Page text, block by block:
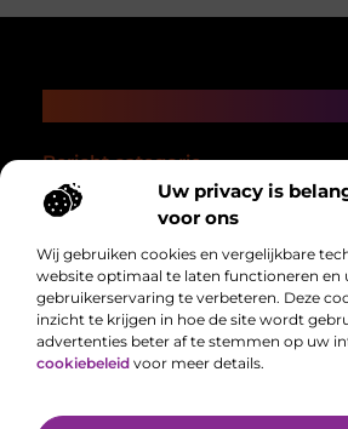
Uw privacy is
voor ons
Wij gebruiken cookies en vergelijkbare
website optimaal te laten functioneren en
gebruikerservaring te verbeteren. Deze
inzicht te krijgen in hoe de site wordt
advertenties beter af te stemmen op uw
cookiebeleid voor meer details.
Bericht categorie
Alles uit het dagelijks leven,